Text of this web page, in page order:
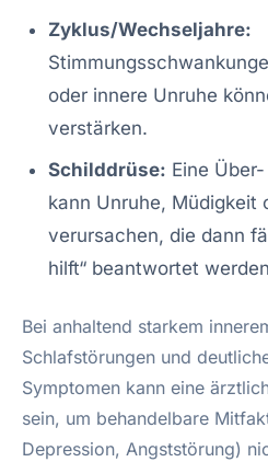
Zyklus/Wechseljahre:
oder innere Unruhe
verstärken.
Schilddrüse: Eine
kann Unruhe, Müdigkeit
verursachen, die dann
hilft“ beantwortet
Bei anhaltend starkem
Schlafstörungen und
Symptomen kann eine
sein, um behandelbare
Depression, Angststörung)